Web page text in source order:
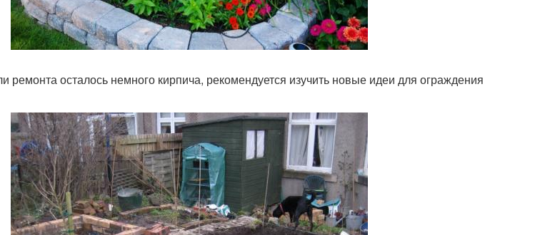
ремонта осталось немного кирпича, рекомендуется изучить новые идеи для ограждения